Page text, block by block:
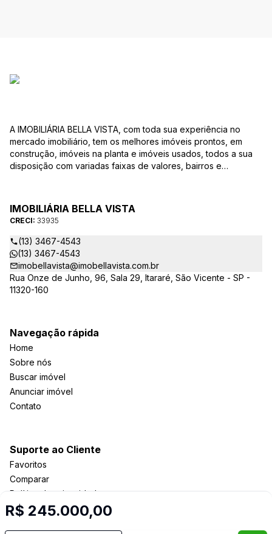
R$ 245.000,00
A IMOBILIÁRIA BELLA VISTA, com toda sua experiência no
mercado imobiliário, tem os melhores imóveis prontos, em
construção, imóveis na planta e imóveis usados, todos a sua
disposição com variadas faixas de valores, bairros e
ao CRECI-EE – estarão sempre prontos para responder-lhe
todas as suas dúvidas sobre casas, apartamentos, terrenos,
salas comerciais e outros produtos imobiliários.
IMOBILIÁRIA BELLA VISTA
CRECI: 33935
(13) 3467-4543
(13) 3467-4543
imobellavista@imobellavista.com.br
Rua Onze de Junho, 96, Sala 29, Itararé, São Vicente - SP -
11320-160
Navegação rápida
Home
Sobre nós
Buscar imóvel
Anunciar imóvel
Contato
Suporte ao Cliente
Favoritos
Comparar
Política de privacidade